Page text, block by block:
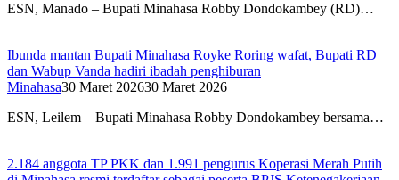
ESN, Manado – Bupati Minahasa Robby Dondokambey (RD)…
Ibunda mantan Bupati Minahasa Royke Roring wafat, Bupati RD
dan Wabup Vanda hadiri ibadah penghiburan
Minahasa30 Maret 202630 Maret 2026
ESN, Leilem – Bupati Minahasa Robby Dondokambey bersama…
2.184 anggota TP PKK dan 1.991 pengurus Koperasi Merah Putih